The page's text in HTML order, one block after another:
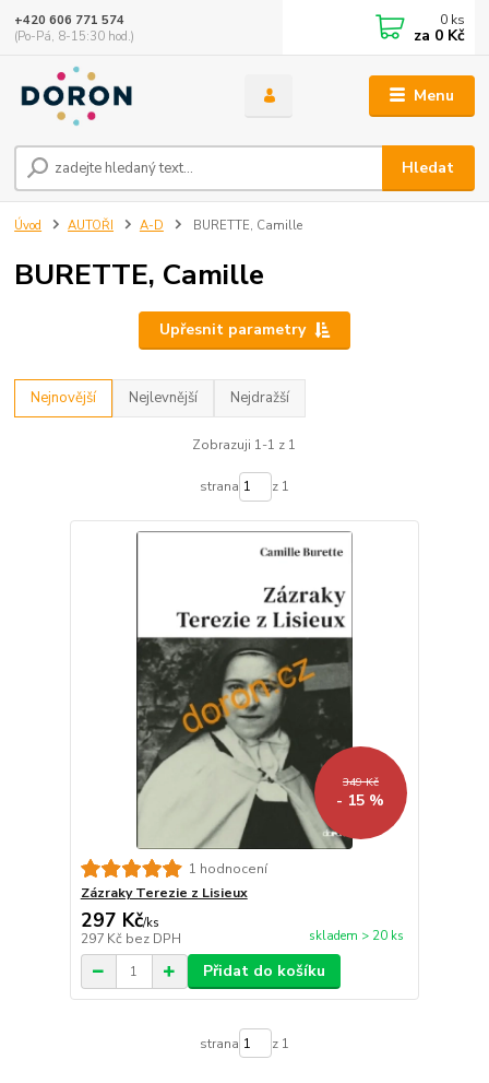
Menu
Hledat
+420 606 771 574
(Po-Pá, 8-15:30 hod.)
0 ks
za 0 Kč
Úvod AUTOŘI A-D BURETTE, Camille
BURETTE, Camille
Upřesnit parametry
Nejnovější Nejlevnější Nejdražší
Zobrazuji 1-1 z 1
strana z 1
349 Kč
- 15 %
1 hodnocení
Zázraky Terezie z Lisieux
297 Kč/ks
297 Kč bez DPH skladem > 20 ks
Přidat do košíku
strana z 1